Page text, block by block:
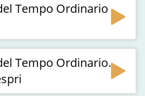
Tempo Ordinario
Tempo Ordinario.